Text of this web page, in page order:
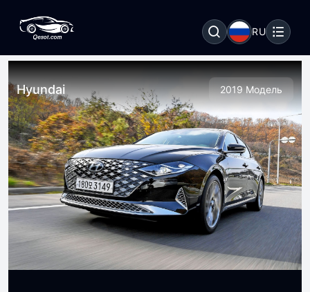
RU
Hyundai 2019 Модель